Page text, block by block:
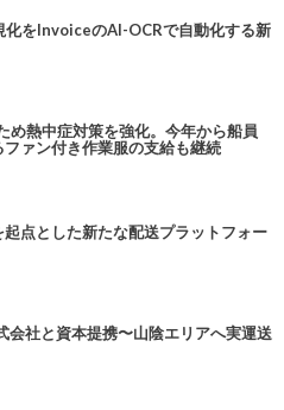
をInvoiceのAI-OCRで自動化する新
め熱中症対策を強化。今年から船員
ァン付き作業服の支給も継続
点とした新たな配送プラットフォー
社と資本提携〜山陰エリアへ実運送